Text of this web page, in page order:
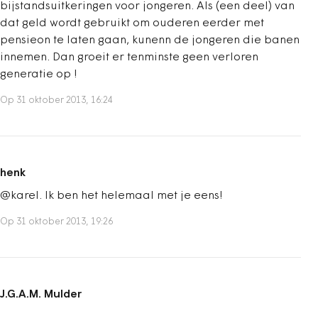
bijstandsuitkeringen voor jongeren. Als (een deel) van
dat geld wordt gebruikt om ouderen eerder met
pensieon te laten gaan, kunenn de jongeren die banen
innemen. Dan groeit er tenminste geen verloren
generatie op !
Op 31 oktober 2013, 16:24
henk
@karel. Ik ben het helemaal met je eens!
Op 31 oktober 2013, 19:26
J.G.A.M. Mulder